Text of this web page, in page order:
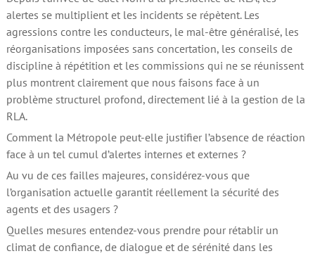
alertes se multiplient et les incidents se répètent. Les
agressions contre les conducteurs, le mal-être généralisé, les
réorganisations imposées sans concertation, les conseils de
discipline à répétition et les commissions qui ne se réunissent
plus montrent clairement que nous faisons face à un
problème structurel profond, directement lié à la gestion de la
RLA.
Comment la Métropole peut-elle justifier l’absence de réaction
face à un tel cumul d’alertes internes et externes ?
Au vu de ces failles majeures, considérez-vous que
l’organisation actuelle garantit réellement la sécurité des
agents et des usagers ?
Quelles mesures entendez-vous prendre pour rétablir un
climat de confiance, de dialogue et de sérénité dans les